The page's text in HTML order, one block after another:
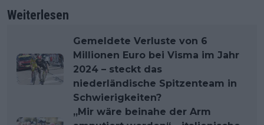
Weiterlesen
Gemeldete Verluste von 6
Millionen Euro bei Visma im Jahr
2024 – steckt das
niederländische Spitzenteam in
Schwierigkeiten?
„Mir wäre beinahe der Arm